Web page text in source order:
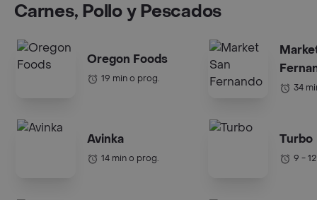
Carnes, Pollo y Pescados
Oregon Foods
19 min o prog.
Avinka
14 min o prog.
34
Turbo
9 -